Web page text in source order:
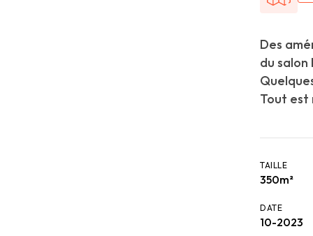
Des
du salon
Tout est
TAILLE
350m²
DATE
10-2023